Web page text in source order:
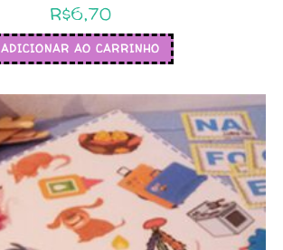
R$6,70
ADICIONAR AO CARRINHO